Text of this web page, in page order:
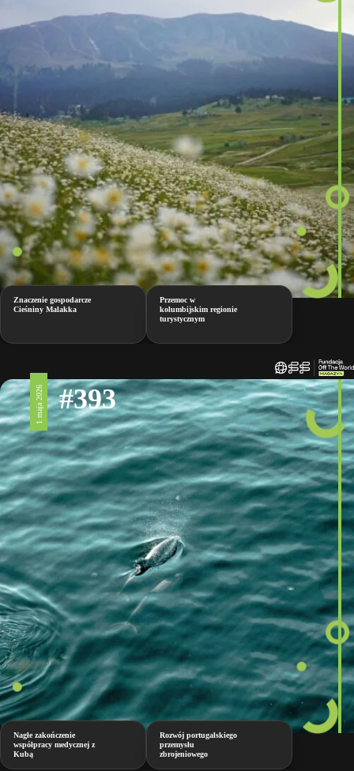
Znaczenie gospodarcze
Cieśniny Malakka
Przemoc w
kolumbijskim regionie
turystycznym
1 maja 2026 #393
Nagłe zakończenie
współpracy medycznej z
Kubą
Rozwój portugalskiego
przemysłu
zbrojeniowego